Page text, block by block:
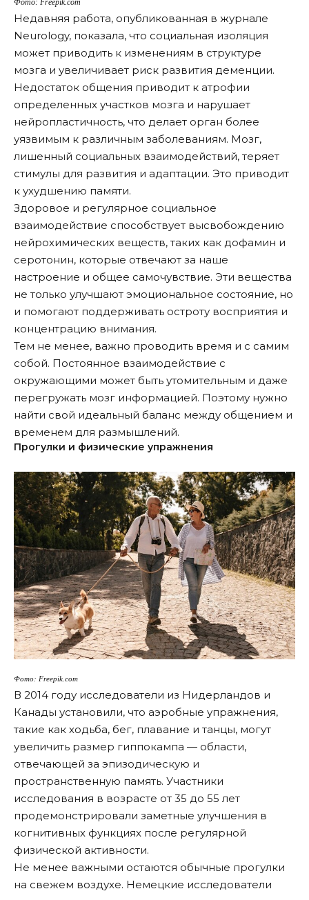
Недавняя работа, опубликованная в журнале
Neurology, показала, что социальная изоляция
может приводить к изменениям в структуре
мозга и увеличивает риск развития деменции.
Недостаток общения приводит к атрофии
определенных участков мозга и нарушает
нейропластичность, что делает орган более
уязвимым к различным заболеваниям. Мозг,
лишенный социальных взаимодействий, теряет
стимулы для развития и адаптации. Это приводит
к ухудшению памяти.
Здоровое и регулярное социальное
взаимодействие способствует высвобождению
нейрохимических веществ, таких как дофамин и
серотонин, которые отвечают за наше
настроение и общее самочувствие. Эти вещества
не только улучшают эмоциональное состояние, но
и помогают поддерживать остроту восприятия и
концентрацию внимания.
Тем не менее, важно проводить время и с самим
собой. Постоянное взаимодействие с
окружающими может быть утомительным и даже
перегружать мозг информацией. Поэтому нужно
найти свой идеальный баланс между общением и
временем для размышлений.
Прогулки и физические упражнения
Фото: Freepik.com
В 2014 году исследователи из Нидерландов и
Канады установили, что аэробные упражнения,
такие как ходьба, бег, плавание и танцы, могут
увеличить размер гиппокампа — области,
отвечающей за эпизодическую и
пространственную память. Участники
исследования в возрасте от 35 до 55 лет
продемонстрировали заметные улучшения в
когнитивных функциях после регулярной
физической активности.
Не менее важными остаются обычные прогулки
на свежем воздухе. Немецкие исследователи